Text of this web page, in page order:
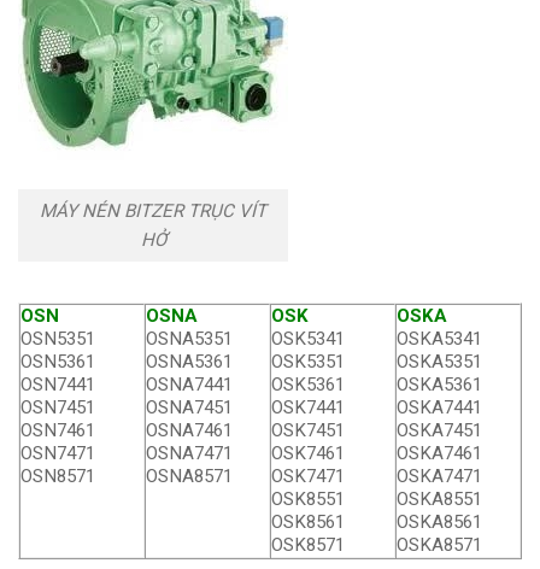
MÁY NÉN BITZER TRỤC VÍT
HỞ
OSN
OSN5351
OSN5361
OSN7441
OSN7451
OSN7461
OSN7471
OSN8571
OSNA
OSNA5351
OSNA5361
OSNA7441
OSNA7451
OSNA7461
OSNA7471
OSNA8571
OSK
OSK5341
OSK5351
OSK5361
OSK7441
OSK7451
OSK7461
OSK7471
OSK8551
OSK8561
OSK8571
OSKA
OSKA5341
OSKA5351
OSKA5361
OSKA7441
OSKA7451
OSKA7461
OSKA7471
OSKA8551
OSKA8561
OSKA8571